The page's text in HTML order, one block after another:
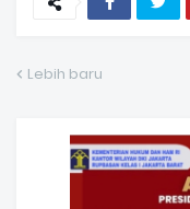
Lebih baru